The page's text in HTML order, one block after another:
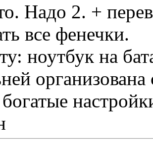
Надо 2. +
все фенечки.
ноутбук на